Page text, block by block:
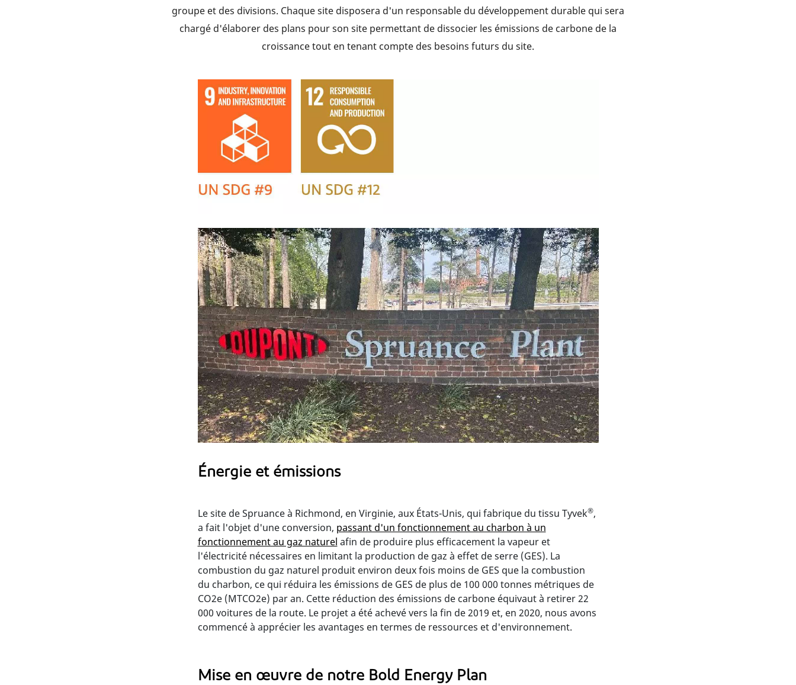
groupe et des divisions. Chaque site disposera d'un responsable du développement durable qui sera
chargé d'élaborer des plans pour son site permettant de dissocier les émissions de carbone de la
croissance tout en tenant compte des besoins futurs du site.
Énergie et émissions
Le site de Spruance à Richmond, en Virginie, aux États-Unis, qui fabrique du tissu Tyvek®,
a fait l'objet d'une conversion, passant d'un fonctionnement au charbon à un
fonctionnement au gaz naturel afin de produire plus efficacement la vapeur et
l'électricité nécessaires en limitant la production de gaz à effet de serre (GES). La
combustion du gaz naturel produit environ deux fois moins de GES que la combustion
du charbon, ce qui réduira les émissions de GES de plus de 100 000 tonnes métriques de
CO2e (MTCO2e) par an. Cette réduction des émissions de carbone équivaut à retirer 22
000 voitures de la route. Le projet a été achevé vers la fin de 2019 et, en 2020, nous avons
commencé à apprécier les avantages en termes de ressources et d'environnement.
Mise en œuvre de notre Bold Energy Plan